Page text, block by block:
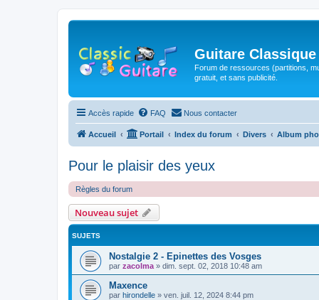
Guitare Classique
Forum de ressources (partitions,
gratuit, et sans publicité.
Accès rapide FAQ Nous contacter
Accueil Portail Index du forum Divers Album
Pour le plaisir des yeux
Règles du forum
Nouveau sujet
SUJETS
Nostalgie 2 - Epinettes des Vosges
par zacolma » dim. sept. 02, 2018 10:48 am
Maxence
par hirondelle » ven. juil. 12, 2024 8:44 pm